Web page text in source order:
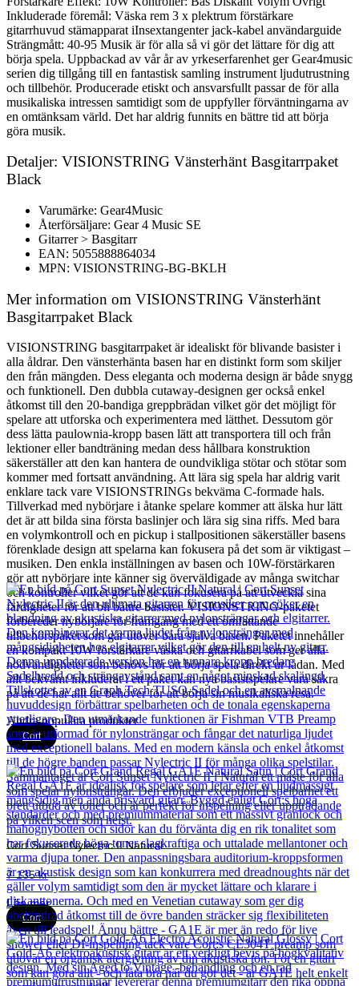
Inkluderade föremål: Väska rem 3 x plektrum förstärkare
gitarrhuvud stämapparat iInsextangenter jack-kabel användarguide
Strängmått: 40-95 Musik är för alla så vi gör det lättare för dig att
börja spela. Uppbackad av vår år av yrkeserfarenhet ger Gear4music
serien dig tillgång till en fantastisk samling instrument ljudutrustning
och tillbehör. Producerade etiskt och ansvarsfullt passar de för alla
musikaliska intressen samtidigt som de uppfyller förväntningarna av
en omtänksam värld. Det har aldrig funnits en bättre tid att börja
göra musik.
Detaljer: VISIONSTRING Vänsterhänt Basgitarrpaket
Black
Varumärke: Gear4Music
Återförsäljare: Gear 4 Music SE
Gitarrer > Basgitarr
EAN: 5055888864034
MPN: VISIONSTRING-BG-BKLH
Mer information om VISIONSTRING Vänsterhänt
Basgitarrpaket Black
VISIONSTRING basgitarrpaket är idealiskt för blivande basister i
alla åldrar. Den vänsterhänta basen har en distinkt form som skiljer
den från mängden. Dess eleganta och moderna design är både snygg
och funktionell. Den dubbla cutaway-designen ger också enkel
åtkomst till den 20-bandiga greppbrädan vilket gör det möjligt för
spelare att utforska och experimentera med lätthet. Dessutom gör
dess lätta paulownia-kropp basen lätt att transportera till och från
lektioner eller bandträning medan dess hållbara konstruktion
säkerställer att den kan hantera de oundvikliga stötar och stötar som
kommer med fortsatt användning. Att lära sig spela har aldrig varit
enklare tack vare VISIONSTRINGs bekväma C-formade hals.
Tillverkad med nybörjare i åtanke spelare kommer att älska hur lätt
det är att bilda sina första baslinjer och lära sig sina riffs. Med bara
en volymkontroll och en pickup i stallpositionen säkerställer basens
förenklade design att spelarna kan fokusera på det som är viktigast –
musiken. Den enkla inställningen av basen och 10W-förstärkaren
gör att nybörjare inte känner sig överväldigade av många switchar
och kontroller vilket gör att de kan fokusera på att utveckla sina
färdigheter för att bli bättre basister. VISIONSTRING-paketet
förbereder nybörjare för framgång med ett omfattande
tillbehörspaket som går utöver bara själva basen. Paketet innehåller
en kompakt 10W förstärkare väska och gitarrkabel som ger alla
nödvändigheter som behövs för att börja spela direkt ur lådan. Med
allt bekvämt inkluderat i ett paket kan nya basistspelare vara säkra
på att de har allt de behöver för att börja sin musikaliska resa.
Andra populära produkter
Cort
Cort Sunset Nylectric II Natural
7 135kr
Läs mer
Cort